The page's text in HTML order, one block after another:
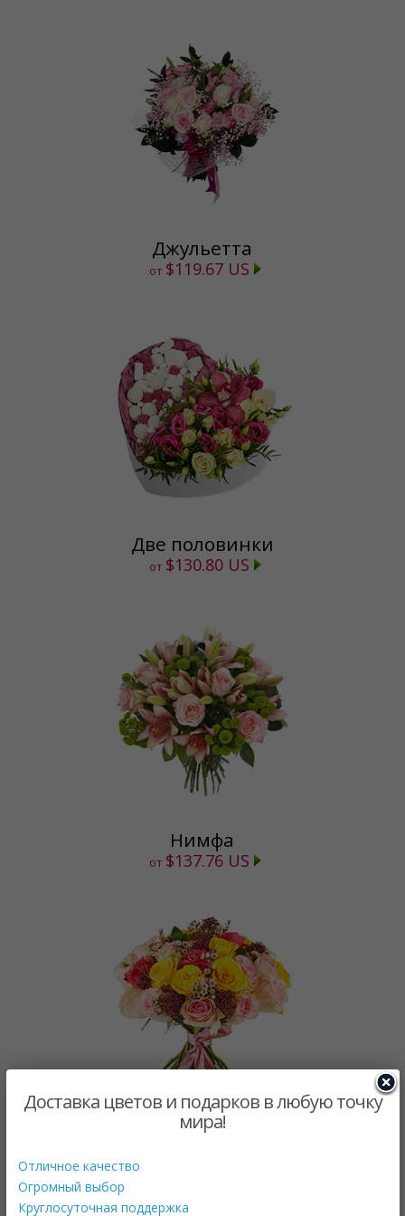
Джульетта
от $119.67 US
Две половинки
от $130.80 US
Нимфа
от $137.76 US
Время рандеву
Доставка цветов и подарков в любую точку
мира!
Отличное качество
Огромный выбор
Круглосуточная поддержка